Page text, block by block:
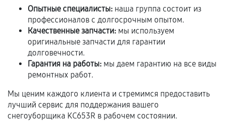
остается на стороне производителя или
продавца. За качество сторонних деталей
сервисный центр ответственности не несет.
Опытные специалисты: наша группа состоит из
профессионалов с долгосрочным опытом.
Качественные запчасти: мы используем
оригинальные запчасти для гарантии
долговечности.
Гарантия на работы: мы даем гарантию на все виды
ремонтных работ.
Мы ценим каждого клиента и стремимся предоставить
лучший сервис для поддержания вашего
снегоуборщика KC653R в рабочем состоянии.